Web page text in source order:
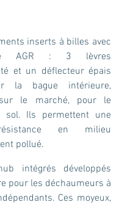
inserts à billes avec
AGR : 3 lèvres
et un déflecteur épais
la bague intérieure,
le marché, pour le
sol. Ils permettent une
en milieu
pollué.
intégrés développés
pour les déchaumeurs à
Ces moyeux,